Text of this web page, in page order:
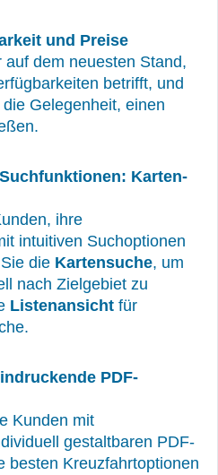
und Preise
auf dem neuesten Stand,
betrifft, und
Gelegenheit, einen
Karten-
ihre
intuitiven Suchoptionen
die Kartensuche, um
nach Zielgebiet zu
Listenansicht für
PDF-
Kunden mit
gestaltbaren PDF-
besten Kreuzfahrtoptionen